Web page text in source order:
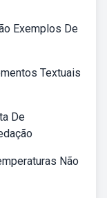
Exemplos De
Textuais
De
Não